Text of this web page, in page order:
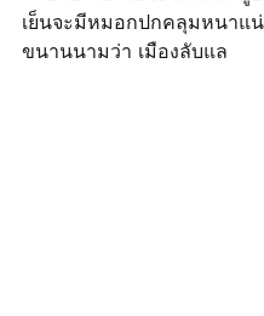
เย็นจะมีหมอกปกคลุมหนาแ
ขนานนามว่า เมืองลับแล